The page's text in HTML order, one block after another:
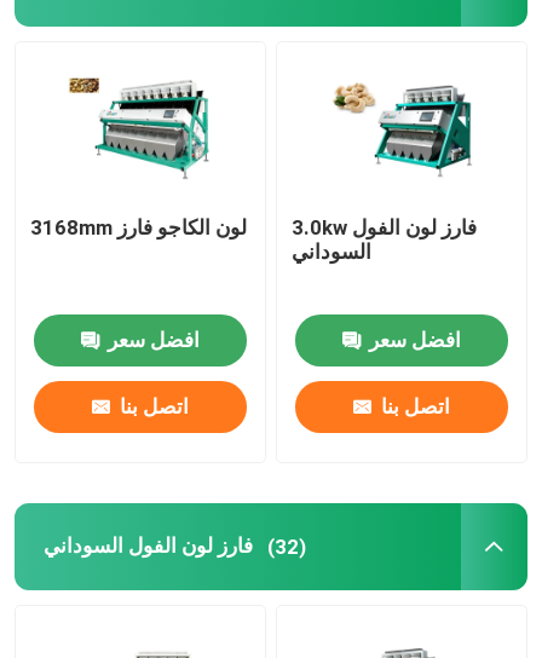
3168mm لون الكاجو فارز
افضل سعر
اتصل بنا
3.0kw فارز لون الفول
السوداني
افضل سعر
اتصل بنا
فارز لون الفول السوداني (32)